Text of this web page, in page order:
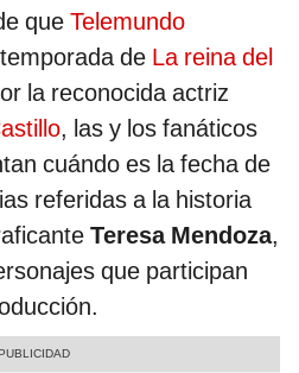
que Telemundo
de La reina del
la reconocida actriz
, las y los fanáticos
cuándo es la fecha de
referidas a la historia
Teresa Mendoza,
que participan